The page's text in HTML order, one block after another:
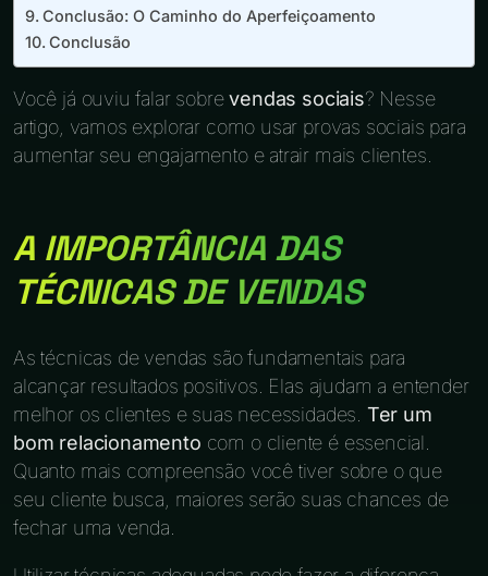
Conclusão: O Caminho do Aperfeiçoamento
Conclusão
Você já ouviu falar sobrevendas sociais? Nesse
artigo, vamos explorar como usar provas sociais para
aumentar seu engajamento e atrair mais clientes.
A IMPORTÂNCIA DAS
TÉCNICAS DE VENDAS
As técnicas de vendas são fundamentais para
alcançar resultados positivos. Elas ajudam a entender
melhor os clientes e suas necessidades. Ter um
bom relacionamento com o cliente é essencial.
Quanto mais compreensão você tiver sobre o que
seu cliente busca, maiores serão suas chances de
fechar uma venda.